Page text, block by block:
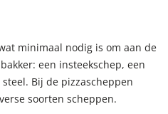
minimaal nodig is om aan de
een insteekschep, een
Bij de pizzascheppen
soorten scheppen.